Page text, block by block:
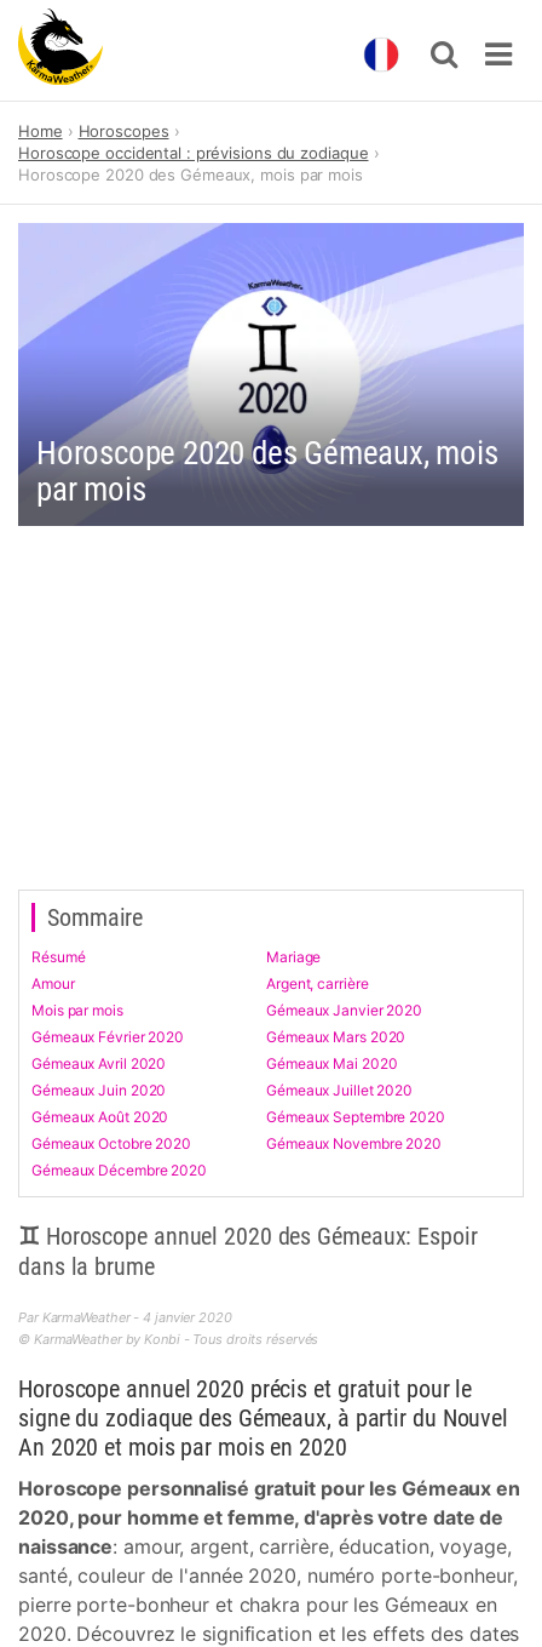
content
Home
Horoscopes
Horoscope occidental : prévisions du zodiaque
Horoscope 2020 des Gémeaux, mois par mois
Horoscope 2020 des Gémeaux, mois
par mois
Sommaire
Résumé
Mariage
Amour
Argent, carrière
Mois par mois
Gémeaux Janvier 2020
Gémeaux Février 2020
Gémeaux Mars 2020
Gémeaux Avril 2020
Gémeaux Mai 2020
Gémeaux Juin 2020
Gémeaux Juillet 2020
Gémeaux Août 2020
Gémeaux Septembre 2020
Gémeaux Octobre 2020
Gémeaux Novembre 2020
Gémeaux Décembre 2020
♊ Horoscope annuel 2020 des Gémeaux: Espoir
dans la brume
Par KarmaWeather - 4 janvier 2020
© KarmaWeather by Konbi - Tous droits réservés
Horoscope annuel 2020 précis et gratuit pour le
signe du zodiaque des Gémeaux, à partir du Nouvel
An 2020 et mois par mois en 2020
Horoscope personnalisé gratuit pour les Gémeaux en
2020, pour homme et femme, d'après votre date de
naissance: amour, argent, carrière, éducation, voyage,
santé, couleur de l'année 2020, numéro porte-bonheur,
pierre porte-bonheur et chakra pour les Gémeaux en
2020. Découvrez le signification et les effets des dates